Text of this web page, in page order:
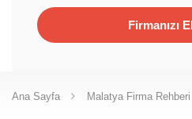
Firmanızı
Ana Sayfa Malatya Firma Rehberi